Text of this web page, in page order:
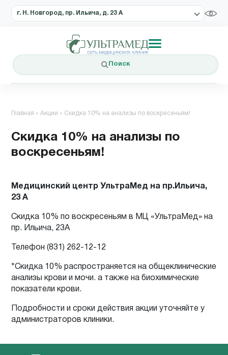
г. Н. Новгород, пр. Ильича, д. 23 А
Поиск
Главная »Акции » Скидка 10% на анализы по воскресеньям!
Скидка 10% на анализы по
воскресеньям!
Медицинский центр УльтраМед на пр.Ильича,
23 А
Скидка 10% по воскресеньям в МЦ «УльтраМед» на
пр. Ильича, 23А
Телефон (831) 262-12-12
*Скидка 10% распространяется на общеклинические
анализы крови и мочи. а также на биохимические
показатели крови.
Подробности и сроки действия акции уточняйте у
администраторов клиники.